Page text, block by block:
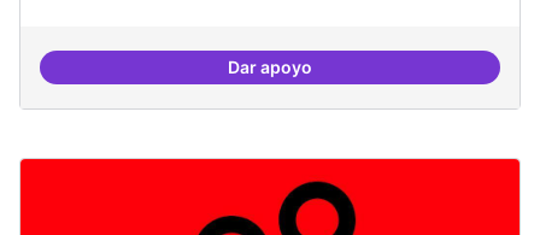
Dar apoyoPilot guifinet nivell ciutat